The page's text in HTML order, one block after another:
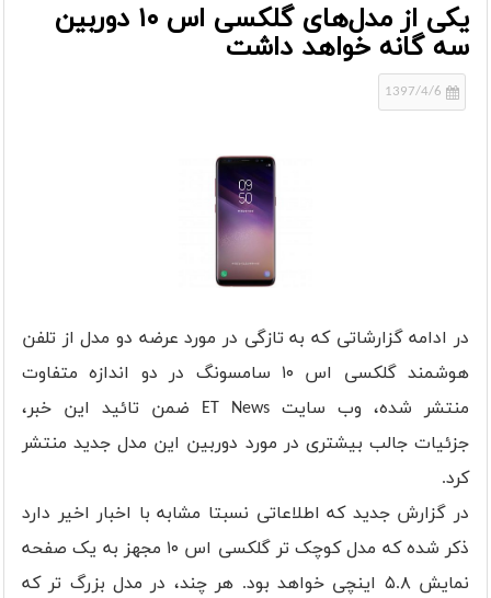
یکی از مدل‌های گلکسی اس ۱۰ دوربین
سه گانه خواهد داشت
در ادامه گزارشاتی که به تازگی در مورد عرضه دو مدل از تلفن
هوشمند گلکسی اس ۱۰ سامسونگ در دو اندازه متفاوت
منتشر شده، وب سایت ET News ضمن تائید این خبر،
جزئیات جالب بیشتری در مورد دوربین این مدل جدید منتشر
کرد.
در گزارش جدید که اطلاعاتی نسبتا مشابه با اخبار اخیر دارد
ذکر شده که مدل کوچک تر گلکسی اس ۱۰ مجهز به یک صفحه
نمایش ۵.۸ اینچی خواهد بود. هر چند، در مدل بزرگ تر که